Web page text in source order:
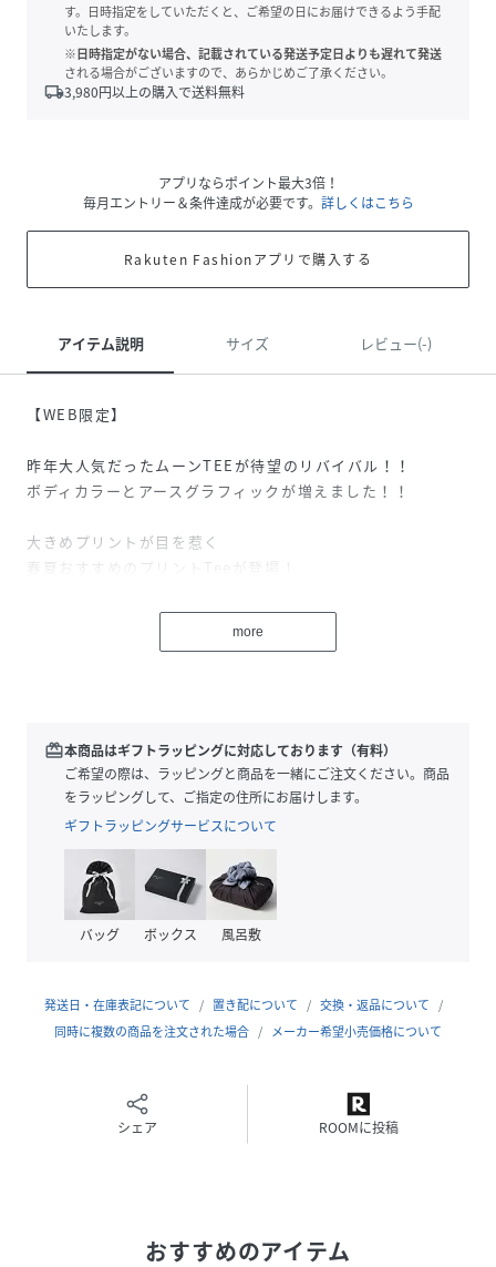
す。日時指定をしていただくと、ご希望の日にお届けできるよう手配
いたします。
※日時指定がない場合、記載されている発送予定日よりも遅れて発送
される場合がございますので、あらかじめご了承ください。
local_shipping3,980円以上の購入で送料無料
アプリならポイント最大3倍！
毎月エントリー＆条件達成が必要です。 詳しくはこちら
Rakuten Fashionアプリで購入する
アイテム説明 サイズ レビュー(-)
【WEB限定】
昨年大人気だったムーンTEEが待望のリバイバル！！
ボディカラーとアースグラフィックが増えました！！
大きめプリントが目を惹く
春夏おすすめのプリントTeeが登場！
フロント部分のムーンとアースプリントが目を惹く1枚。
ん、
シャツやジャケットのインナーとしても着用できます。
きれいめスタイリングの外しとして着こなすのもおすすめで
ユニセックスアイテムなので、お揃いやプレゼントにも◎
■推奨サイズ
【～170cm】Mサイズ
■お手入れ方法
洗濯：液温は40 ℃を限度とし、洗濯機で非常に弱い処理が
ロン仕上げができる
タンブル乾燥：不可
more
redeem本商品はギフトラッピングに対応しております（有料）
ご希望の際は、ラッピングと商品を一緒にご注文ください。商品
をラッピングして、ご指定の住所にお届けします。
ギフトラッピングサービスについて
バッグ ボックス 風呂敷
発送日・在庫表記について 置き配について
交換・返品について
同時に複数の商品を注文された場合
メーカー希望小売価格について
シェア ROOMに投稿
おすすめのアイテム